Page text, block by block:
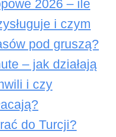
2026 – ile
i czym
pod gruszą?
– jak działają
i czy
do Turcji?